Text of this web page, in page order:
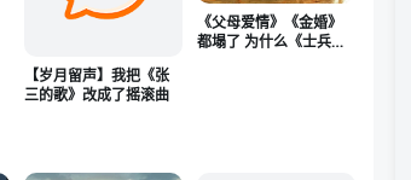
【岁月留声】我把《张
三的歌》改成了摇滚曲
《父母爱情》《金婚》
都塌了 为什么《士兵突